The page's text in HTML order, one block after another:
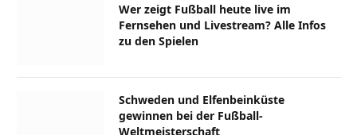
Wer zeigt Fußball heute live im
Fernsehen und Livestream? Alle Infos
zu den Spielen
Schweden und Elfenbeinküste
gewinnen bei der Fußball-
Weltmeisterschaft